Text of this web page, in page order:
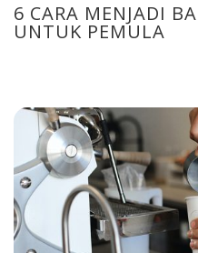
6 CARA MENJADI
UNTUK PEMULA